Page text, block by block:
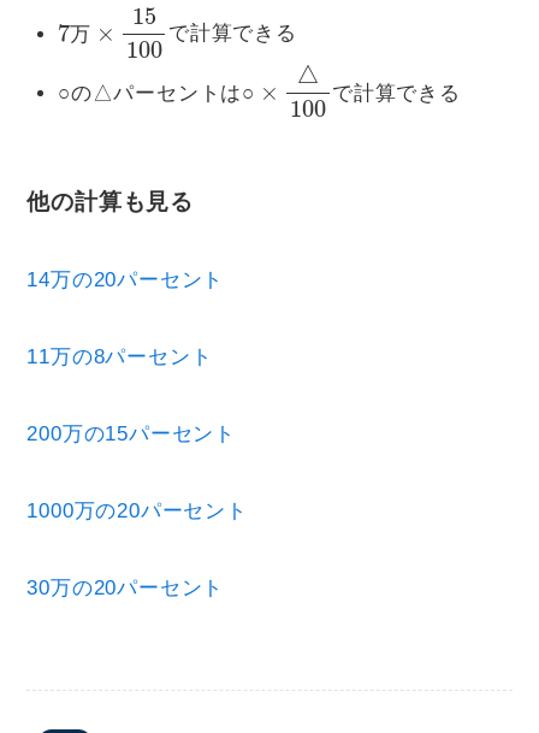
万
7万
×15 100
で計算できる
○の△パーセントは ○
100
で計算できる
他の計算も見る
14万の20パーセント
11万の8パーセント
200万の15パーセント
1000万の20パーセント
30万の20パーセント